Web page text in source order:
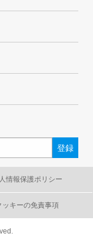
情報保護ポリシー
ッキーの免責事項